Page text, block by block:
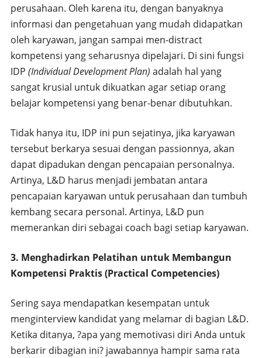
perusahaan. Oleh karena itu, dengan banyaknya
informasi dan pengetahuan yang mudah didapatkan
oleh karyawan, jangan sampai men-distract
kompetensi yang seharusnya dipelajari. Di sini fungsi
IDP (Individual Development Plan) adalah hal yang
sangat krusial untuk dikuatkan agar setiap orang
belajar kompetensi yang benar-benar dibutuhkan.
Tidak hanya itu, IDP ini pun sejatinya, jika karyawan
tersebut berkarya sesuai dengan passionnya, akan
dapat dipadukan dengan pencapaian personalnya.
Artinya, L&D harus menjadi jembatan antara
pencapaian karyawan untuk perusahaan dan tumbuh
kembang secara personal. Artinya, L&D pun
memerankan diri sebagai coach bagi setiap karyawan.
3. Menghadirkan Pelatihan untuk Membangun
Kompetensi Praktis (Practical Competencies)
Sering saya mendapatkan kesempatan untuk
menginterview kandidat yang melamar di bagian L&D.
Ketika ditanya, ?apa yang memotivasi diri Anda untuk
berkarir dibagian ini? jawabannya hampir sama rata